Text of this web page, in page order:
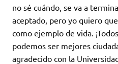
no sé cuándo, se va a
aceptado, pero yo quiero
como ejemplo de vida.
podemos ser mejores
agradecido con la